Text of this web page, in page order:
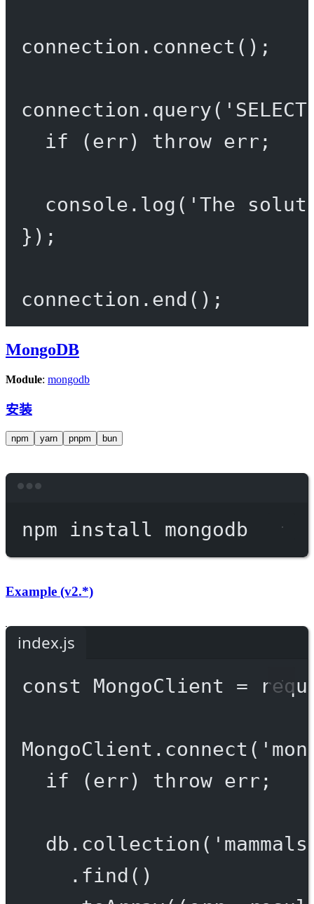
connection. connect ();
connection. query(
if (err) throw err;
console. log ( 'The
});
connection. end ();
MongoDB
Module: mongodb
安装
npm yarn pnpm bun
npm install mongodb
Example (v2.*)
index.js
const MongoClient =
MongoClient. connect (
if (err) throw err;
db. collection (
. find ()